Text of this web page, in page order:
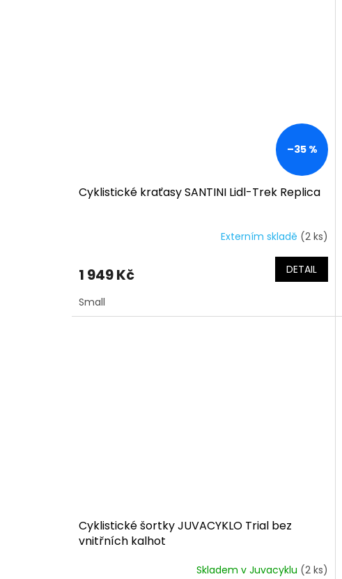
–35 %
Cyklistické kraťasy SANTINI Lidl-Trek Replica
Externím skladě (2 ks)
1 949 Kč DETAIL
Small
Cyklistické šortky JUVACYKLO Trial bez
vnitřních kalhot
Skladem v Juvacyklu (2 ks)